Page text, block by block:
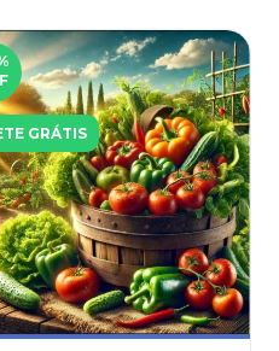
GRÁTIS